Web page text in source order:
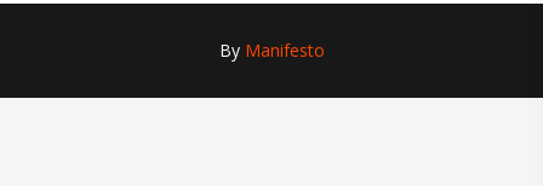
By Manifesto